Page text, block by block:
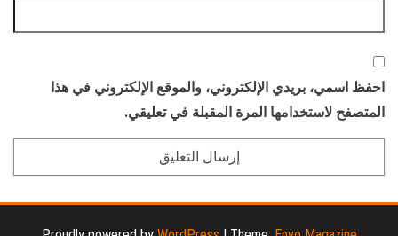
احفظ اسمي، بريدي الإلكتروني، والموقع الإلكتروني في هذا
المتصفح لاستخدامها المرة المقبلة في تعليقي.